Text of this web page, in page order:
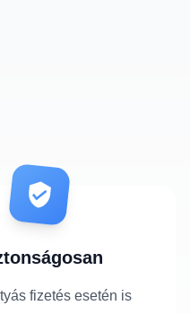
fizetés esetén is